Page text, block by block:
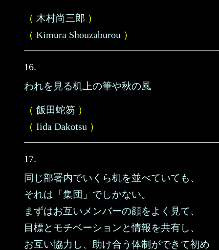
（ 木村尚三郎 ）
（ Kimura Shouzaburou ）
16.
われを見る机上の筆や秋の風
（ 飯田蛇笏 ）
（ Iida Dakotsu ）
17.
同じ部署内でいくら机を並べていても、
それは「集団」でしかない。
まずはお互いメンバーの顔をよく見て、
目標とモチベーションと情報を共有し、
お互い協力し、助け合う体制ができて初め